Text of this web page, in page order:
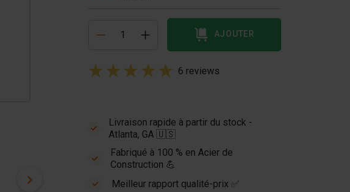
AJOUTER
6 reviews
LNR-BR-60.30 -
Brick formliner -
2.5x5 ft
Livraison rapide à partir du stock -
Atlanta, GA 🇺🇸
Fabriqué à 100 % en Acier de
Construction 💪
Meilleur rapport qualité-prix ✅